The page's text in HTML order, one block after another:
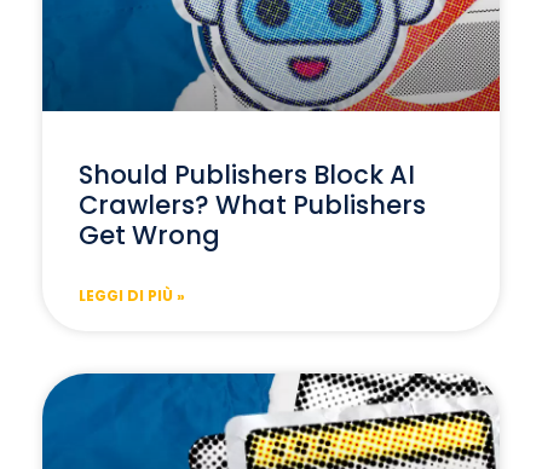
Should Publishers Block AI
Crawlers? What Publishers
Get Wrong
LEGGI DI PIÙ »